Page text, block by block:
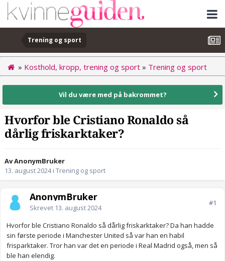
Trening og sport
» Kosthold, kropp, trening og sport » Trening og sport
Vil du være med på bakrommet?
Hvorfor ble Cristiano Ronaldo så
dårlig friskarktaker?
Av AnonymBruker
13. august 2024i Trening og sport
AnonymBruker
Skrevet 13. august 2024
#1
Hvorfor ble Cristiano Ronaldo så dårlig friskarktaker? Da han hadde
sin første periode i Manchester United så var han en habil
frisparktaker. Tror han var det en periode i Real Madrid også, men så
ble han elendig.